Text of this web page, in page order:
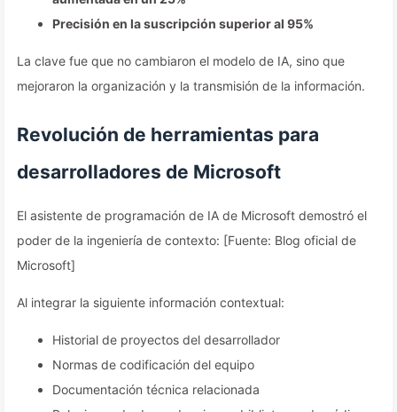
Precisión en la suscripción superior al 95%
La clave fue que no cambiaron el modelo de IA, sino que
mejoraron la organización y la transmisión de la información.
Revolución de herramientas para
desarrolladores de Microsoft
El asistente de programación de IA de Microsoft demostró el
poder de la ingeniería de contexto: [Fuente: Blog oficial de
Microsoft]
Al integrar la siguiente información contextual:
Historial de proyectos del desarrollador
Normas de codificación del equipo
Documentación técnica relacionada